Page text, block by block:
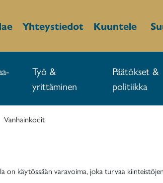
Yhteystiedot Kuuntele
Työ &
yrittäminen
Päätökset &
politiikka
Vanhainkodit
on käytössään varavoima, joka turvaa